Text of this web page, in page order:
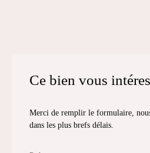
Ce bien vous
Merci de remplir le formulaire,
dans les plus brefs délais.